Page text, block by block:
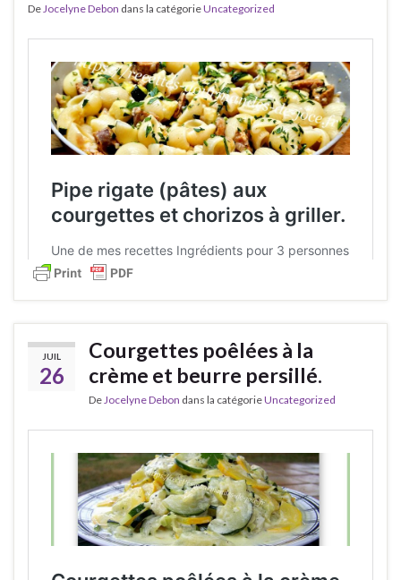
De Jocelyne Debon dans la catégorieUncategorized
JUIL
26
Courgettes poêlées à la
crème et beurre persillé.
De Jocelyne Debon dans la catégorieUncategorized